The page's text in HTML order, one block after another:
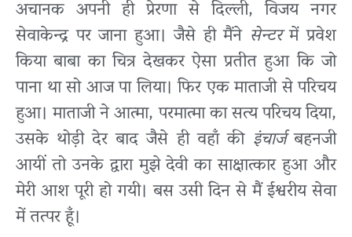
अचानक अपनी ही प्रेरणा से दिल्ली, विजय नगर
सेवाकेन्द्र पर जाना हुआ। जैसे ही मैंने सेन्टरमें प्रवेश
किया बाबा का चित्र देखकर ऐसा प्रतीत हुआ कि जो
पाना था सो आज पा लिया। फिर एक माताजी से परिचय
हुआ। माताजी ने आत्मा, परमात्मा का सत्य परिचय दिया,
उसके थोड़ी देर बाद जैसे ही वहाँ की इंचार्जबहनजी
आयीं तो उनके द्वारा मुझे देवी का साक्षात्कार हुआ और
मेरी आश पूरी हो गयी। बस उसी दिन से मैं ईश्वरीय सेवा
में तत्पर हूँ।